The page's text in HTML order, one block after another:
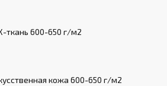
ткань 600-650 г/м2
кожа 600-650 г/м2